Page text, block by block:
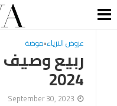
عروض الازياء•موضة
ربيع
2024
September 30, 2023